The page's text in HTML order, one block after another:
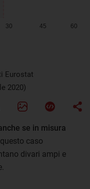
Eurostat
2020)
se in misura
questo caso
divari ampi e